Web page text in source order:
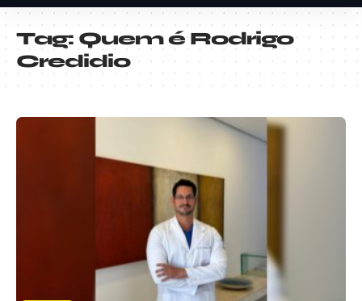
Tag:Quem é Rodrigo
Credidio